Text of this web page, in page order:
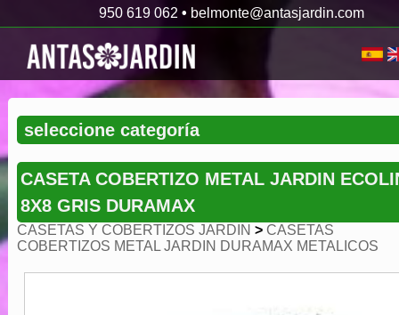
950 619 062 • belmonte@antasjardin.com
CASETA COBERTIZO METAL JARDIN
8X8 GRIS DURAMAX
CASETAS Y COBERTIZOS JARDIN > CASETAS
COBERTIZOS METAL JARDIN DURAMAX METALICOS